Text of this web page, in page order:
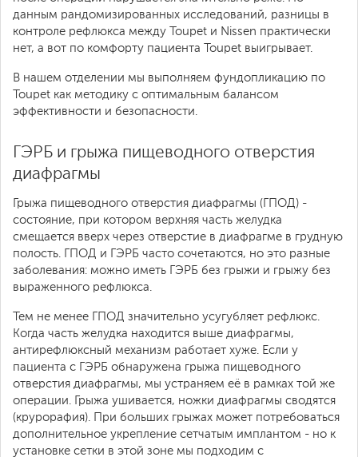
данным рандомизированных исследований, разницы в
контроле рефлюкса между Toupet и Nissen практически
нет, а вот по комфорту пациента Toupet выигрывает.
В нашем отделении мы выполняем фундопликацию по
Toupet как методику с оптимальным балансом
эффективности и безопасности.
ГЭРБ и грыжа пищеводного отверстия
диафрагмы
Грыжа пищеводного отверстия диафрагмы (ГПОД) -
состояние, при котором верхняя часть желудка
смещается вверх через отверстие в диафрагме в грудную
полость. ГПОД и ГЭРБ часто сочетаются, но это разные
заболевания: можно иметь ГЭРБ без грыжи и грыжу без
выраженного рефлюкса.
Тем не менее ГПОД значительно усугубляет рефлюкс.
Когда часть желудка находится выше диафрагмы,
антирефлюксный механизм работает хуже. Если у
пациента с ГЭРБ обнаружена грыжа пищеводного
отверстия диафрагмы, мы устраняем её в рамках той же
операции. Грыжа ушивается, ножки диафрагмы сводятся
(крурорафия). При больших грыжах может потребоваться
дополнительное укрепление сетчатым имплантом - но к
установке сетки в этой зоне мы подходим с